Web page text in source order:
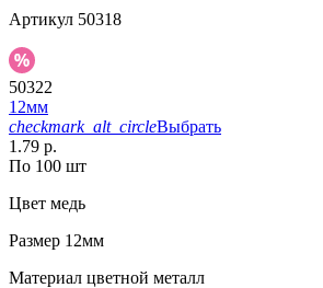
Артикул 50318
50322
12мм
checkmark_alt_circleВыбрать
1.79 р.
По 100 шт
Цвет медь
Размер 12мм
Материал цветной металл